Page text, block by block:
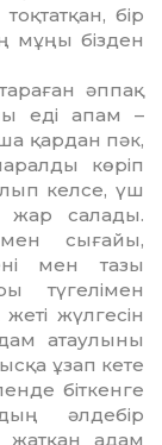
бір
мұңы бізден
әппақ
еді апам –
қардан пәк,
көріп
келсе, үш
жар салады.
сығайы,
мен тазы
түгелімен
жүлгесін
атаулыны
ұзап кете
біткенге
әлдебір
жатқан адам